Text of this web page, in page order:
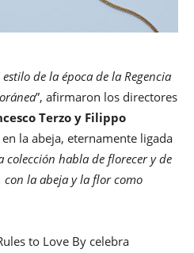
de la época de la Regencia
”, afirmaron los directores
Terzo y Filippo
la abeja, eternamente ligada
colección habla de florecer y de
con la abeja y la flor como
to Love By celebra